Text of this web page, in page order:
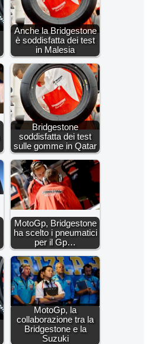
Anche la Bridgestone
è soddisfatta dei test
in Malesia
Bridgestone
soddisfatta dei test
sulle gomme in Qatar
MotoGp, Bridgestone
ha scelto i pneumatici
per il Gp…
MotoGp, la
collaborazione tra la
Bridgestone e la
Suzuki